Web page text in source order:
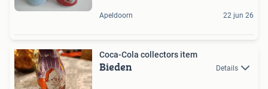
Apeldoorn 22 jun 26
Coca-Cola collectors item
Bieden Details